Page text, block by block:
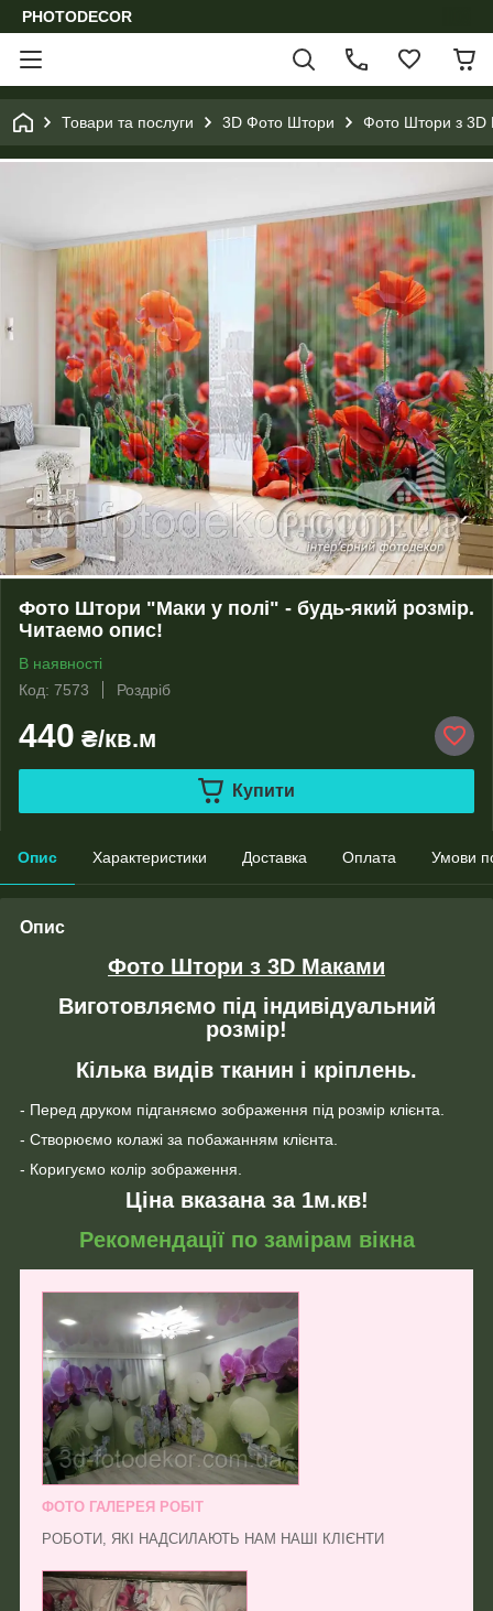
PHOTODECOR
Товари та послуги 3D Фото Штори Фото Штори з 3D
Фото Штори "Маки у полі" - будь-який розмір.
Читаемо опис!
В наявності
Код: 7573
Роздріб
440 ₴/кв.м
Купити
Опис Характеристики Доставка Оплата Умови
Опис
Фото Штори з 3D Маками
Виготовляємо під індивідуальний
розмір!
Кілька видів тканин і кріплень.
- Перед друком підганяємо зображення під розмір клієнта.
- Створюємо колажі за побажанням клієнта.
- Коригуємо колір зображення.
Ціна вказана за 1м.кв!
Рекомендації по замірам вікна
ФОТО ГАЛЕРЕЯ РОБІТ
РОБОТИ, ЯКІ НАДСИЛАЮТЬ НАМ НАШІ КЛІЄНТИ